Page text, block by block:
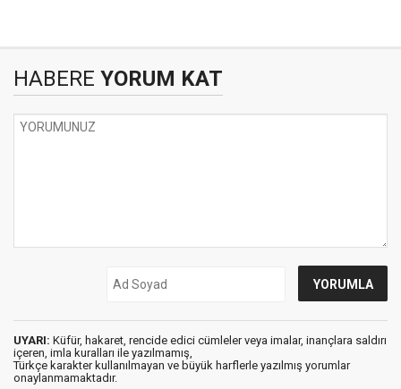
HABERE YORUM KAT
UYARI: Küfür, hakaret, rencide edici cümleler veya imalar, inançlara saldırı
içeren, imla kuralları ile yazılmamış,
Türkçe karakter kullanılmayan ve büyük harflerle yazılmış yorumlar
onaylanmamaktadır.